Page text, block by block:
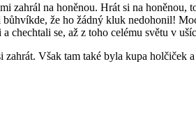
zahrál na honěnou. Hrát si na
že ho žádný kluk nedohonil!
se, až z toho celému světu v
Však tam také byla kupa holčiček